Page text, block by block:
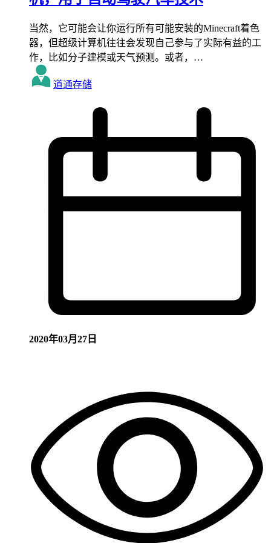
当然，它可能会让你运行所有可能安装的Minecraft着色
器，但超级计算机往往会发现自己参与了实际有益的工
作，比如分子建模或天气预测。或者，…
道通存储
2020年03月27日